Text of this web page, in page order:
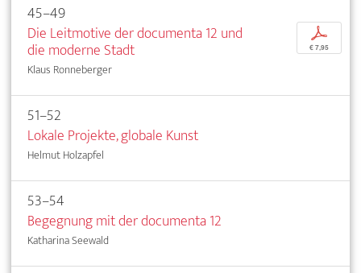
45–49
Die Leitmotive der documenta 12 und
die moderne Stadt
Klaus Ronneberger
p
€ 7,95
51–52
Lokale Projekte, globale Kunst
Helmut Holzapfel
53–54
Begegnung mit der documenta 12
Katharina Seewald